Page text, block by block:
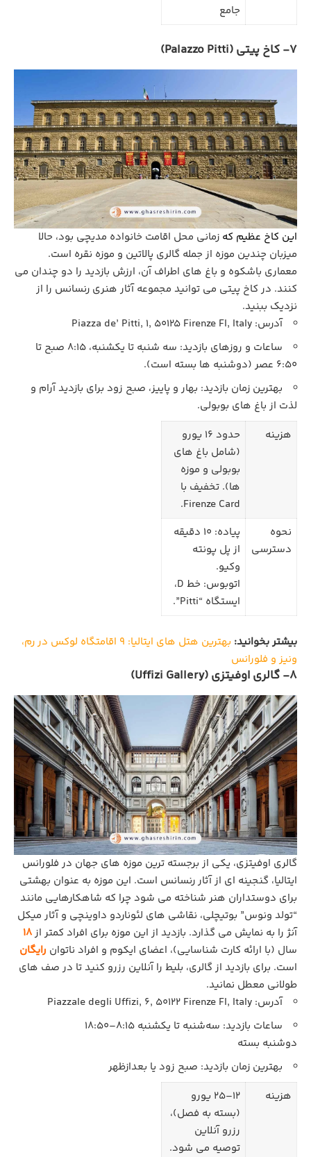
جامع
7- کاخ پیتی (Palazzo Pitti)
این کاخ عظیم که زمانی محل اقامت خانواده مدیچی بود، حالا
میزبان چندین موزه از جمله گالری پالاتین و موزه نقره است.
معماری باشکوه و باغ‌ های اطراف آن، ارزش بازدید را دو چندان می‌
کنند. در کاخ پیتی می توانید مجموعه آثار هنری رنسانس را از
نزدیک ببنید.
آدرس: Piazza de’ Pitti, 1, 50125 Firenze FI, Italy
ساعات و روزهای بازدید: سه‌ شنبه تا یکشنبه، 8:15 صبح تا
6:50 عصر (دوشنبه‌ ها بسته است).
بهترین زمان بازدید: بهار و پاییز، صبح زود برای بازدید آرام و
لذت از باغ‌ های بوبولی.
هزینه
حدود 16 یورو
(شامل باغ‌ های
بوبولی و موزه‌
ها). تخفیف با
Firenze Card.
نحوه
دسترسی
پیاده: 10 دقیقه
از پل پونته
وکیو.
اتوبوس: خط D،
ایستگاه “Pitti”.
بیشتر بخوانید:
بهترین هتل های ایتالیا: ۹ اقامتگاه لوکس در رم،
ونیز و فلورانس
8- گالری اوفیتزی (Uffizi Gallery)
گالری اوفیتزی، یکی از برجسته‌ ترین موزه‌ های جهان در فلورانس
ایتالیا، گنجینه‌ ای از آثار رنسانس است. این موزه به عنوان بهشتی
برای دوستداران هنر شناخته می شود چرا که شاهکارهایی مانند
“تولد ونوس” بوتیچلی، نقاشی‌ های لئوناردو داوینچی و آثار میکل‌
آنژ را به نمایش می گذارد. بازدید از این موزه برای افراد کمتر از18
سال (با ارائه کارت شناسایی)، اعضای ایکوم و افراد ناتوان رایگان
است. برای بازدید از گالری، بلیط را آنلاین رزرو کنید تا در صف‌ های
طولانی معطل نمانید.
آدرس: Piazzale degli Uffizi, 6, 50122 Firenze FI, Italy
ساعات بازدید: سه‌شنبه تا یکشنبه 8:15–18:50
دوشنبه بسته
بهترین زمان بازدید: صبح زود یا بعدازظهر
هزینه
12–25 یورو
(بسته به فصل)،
رزرو آنلاین
توصیه می‌ شود.